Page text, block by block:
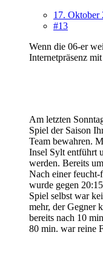
17. Oktober
#13
Wenn die 06-er
Internetpräsenz
Am letzten
Spiel der Saison
Team bewahren.
Insel Sylt entführt
werden. Bereits
Nach einer feucht-
wurde gegen
Spiel selbst war
mehr, der Gegner
bereits nach 10
80 min. war reine